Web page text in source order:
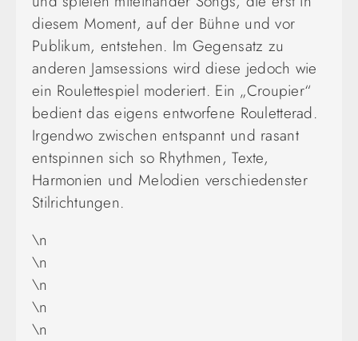
diesem Moment, auf der Bühne und vor
Publikum, entstehen. Im Gegensatz zu
anderen Jamsessions wird diese jedoch wie
ein Roulettespiel moderiert. Ein „Croupier“
bedient das eigens entworfene Rouletterad.
Irgendwo zwischen entspannt und rasant
entspinnen sich so Rhythmen, Texte,
Harmonien und Melodien verschiedenster
Stilrichtungen.
\n
\n
\n
\n
\n